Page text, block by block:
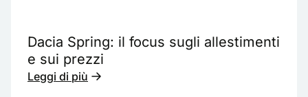
Dacia Spring: il focus sugli allestimenti
e sui prezzi
Leggi di più